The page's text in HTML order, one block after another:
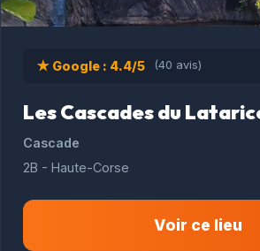
★ Google : 4.4/5 (40 avis)
Les Cascades du
Cascade
2B - Haute-Corse
Voir ce lieu